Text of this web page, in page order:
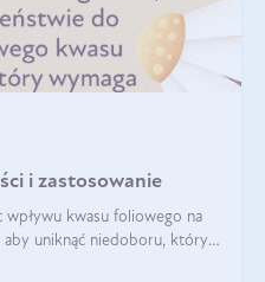
i zastosowanie
kwasu foliowego na
uniknąć niedoboru, który